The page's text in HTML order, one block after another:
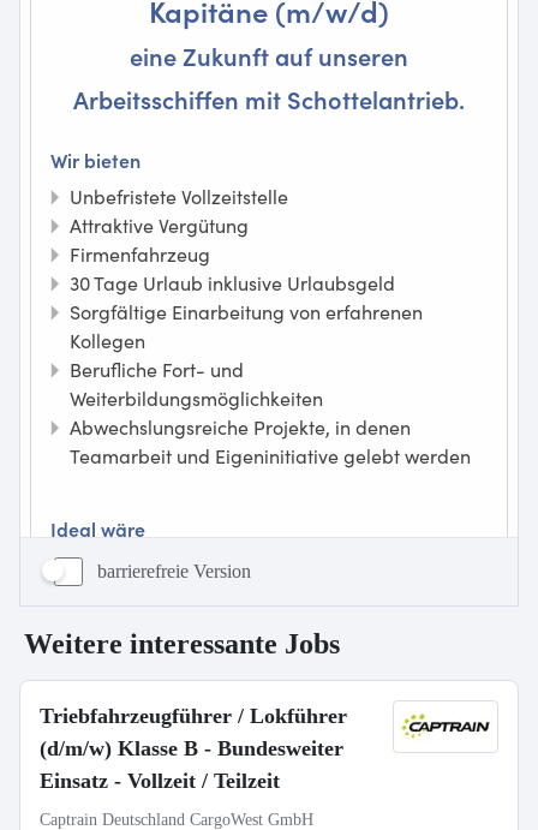
barrierefreie Version
Weitere interessante Jobs
Triebfahrzeugführer / Lokführer
(d/m/w) Klasse B - Bundesweiter
Einsatz - Vollzeit / Teilzeit
Captrain Deutschland CargoWest GmbH